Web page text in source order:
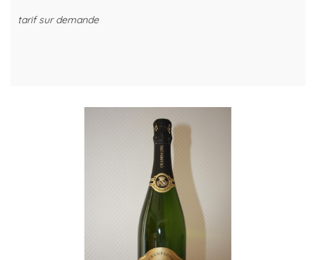
tarif sur demande